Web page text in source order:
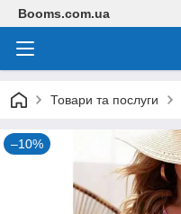
Booms.com.ua
Товари та послуги
–10%